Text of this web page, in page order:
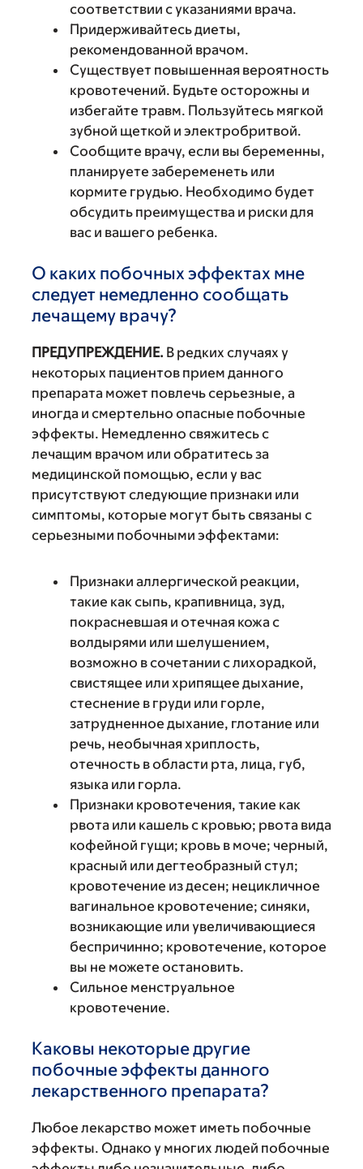
соответствии с указаниями врача.
Придерживайтесь диеты,
рекомендованной врачом.
Существует повышенная вероятность
кровотечений. Будьте осторожны и
избегайте травм. Пользуйтесь мягкой
зубной щеткой и электробритвой.
Сообщите врачу, если вы беременны,
планируете забеременеть или
кормите грудью. Необходимо будет
обсудить преимущества и риски для
вас и вашего ребенка.
О каких побочных эффектах мне
следует немедленно сообщать
лечащему врачу?
ПРЕДУПРЕЖДЕНИЕ. В редких случаях у
некоторых пациентов прием данного
препарата может повлечь серьезные, а
иногда и смертельно опасные побочные
эффекты. Немедленно свяжитесь с
лечащим врачом или обратитесь за
медицинской помощью, если у вас
присутствуют следующие признаки или
симптомы, которые могут быть связаны с
серьезными побочными эффектами:
Признаки аллергической реакции,
такие как сыпь, крапивница, зуд,
покрасневшая и отечная кожа с
волдырями или шелушением,
возможно в сочетании с лихорадкой,
свистящее или хрипящее дыхание,
стеснение в груди или горле,
затрудненное дыхание, глотание или
речь, необычная хриплость,
отечность в области рта, лица, губ,
языка или горла.
Признаки кровотечения, такие как
рвота или кашель с кровью; рвота вида
кофейной гущи; кровь в моче; черный,
красный или дегтеобразный стул;
кровотечение из десен; нецикличное
вагинальное кровотечение; синяки,
возникающие или увеличивающиеся
беспричинно; кровотечение, которое
вы не можете остановить.
Сильное менструальное
кровотечение.
Каковы некоторые другие
побочные эффекты данного
лекарственного препарата?
Любое лекарство может иметь побочные
эффекты. Однако у многих людей побочные